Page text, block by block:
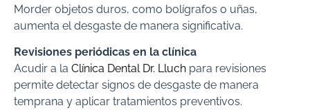
Morder objetos duros, como bolígrafos o uñas,
aumenta el desgaste de manera significativa.
Revisiones periódicas en la clínica
Acudir a la Clínica Dental Dr. Lluch para revisiones
permite detectar signos de desgaste de manera
temprana y aplicar tratamientos preventivos.